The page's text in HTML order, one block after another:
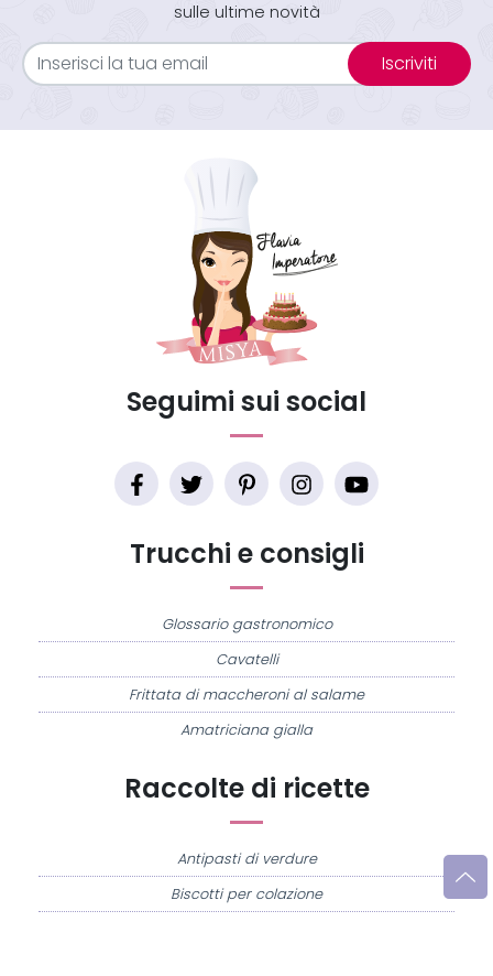
sulle ultime novità
Iscriviti
Raccolte di ricette
Antipasti di verdure
Biscotti per colazione
Trucchi e consigli
Glossario gastronomico
Cavatelli
Frittata di maccheroni al salame
Amatriciana gialla
Seguimi sui social